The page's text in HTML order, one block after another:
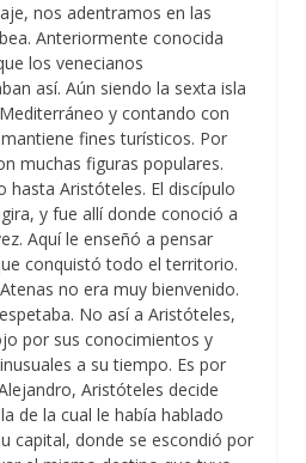
nos adentramos en las
Anteriormente conocida
los venecianos
así. Aún siendo la sexta isla
y contando con
fines turísticos. Por
muchas figuras populares.
hasta Aristóteles. El discípulo
y fue allí donde conoció a
Aquí le enseñó a pensar
conquistó todo el territorio.
no era muy bienvenido.
No así a Aristóteles,
por sus conocimientos y
a su tiempo. Es por
Aristóteles decide
de la cual le había hablado
capital, donde se escondió por